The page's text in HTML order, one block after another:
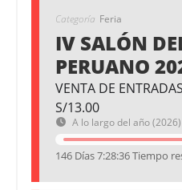
Categoría Feria
IV SALÓN
PERUANO
VENTA DE
S/13.00
A lo largo del año (2026)
146 Días 7:28:35 Tiempo